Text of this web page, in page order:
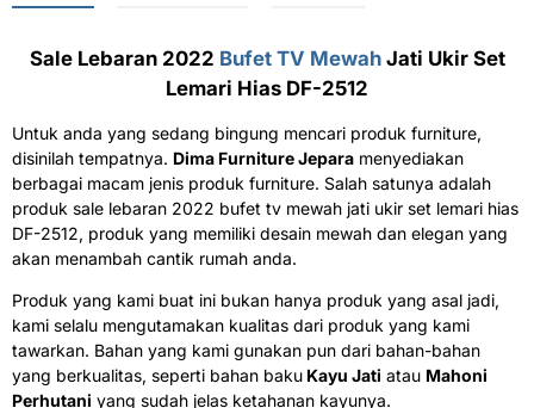
Sale Lebaran 2022 Bufet TV MewahJati Ukir Set
Lemari Hias DF-2512
Untuk anda yang sedang bingung mencari produk furniture,
disinilah tempatnya. Dima Furniture Jepara menyediakan
berbagai macam jenis produk furniture. Salah satunya adalah
produk sale lebaran 2022 bufet tv mewah jati ukir set lemari hias
DF-2512, produk yang memiliki desain mewah dan elegan yang
akan menambah cantik rumah anda.
Produk yang kami buat ini bukan hanya produk yang asal jadi,
kami selalu mengutamakan kualitas dari produk yang kami
tawarkan. Bahan yang kami gunakan pun dari bahan-bahan
yang berkualitas, seperti bahan baku Kayu Jati atau Mahoni
Perhutani yang sudah jelas ketahanan kayunya.